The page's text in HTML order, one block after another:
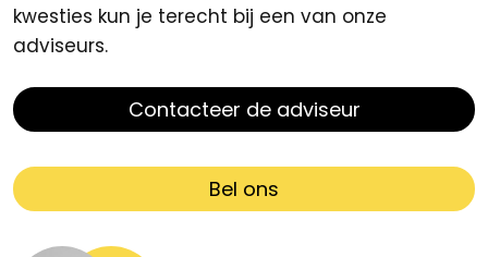
kwesties kun je terecht bij een van onze
adviseurs.
Contacteer de adviseur
Bel ons